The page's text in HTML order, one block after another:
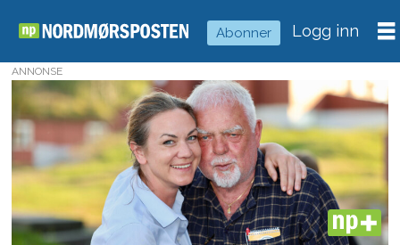
Abonner Logg inn
Tag:
ragnar
thorseth
ANNONSE
PLUS